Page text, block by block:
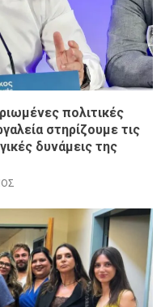
πολιτικές
στηρίζουμε τις
δυνάμεις της